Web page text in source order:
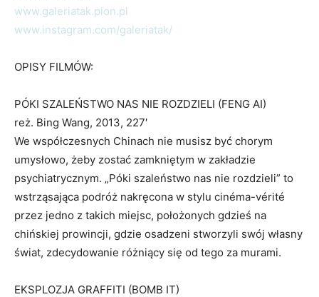
www.galeriatak.pion.pl
www.instagram.com/galeriatak/
OPISY FILMÓW:
PÓKI SZALEŃSTWO NAS NIE ROZDZIELI (FENG AI)
reż. Bing Wang, 2013, 227′
We współczesnych Chinach nie musisz być chorym
umysłowo, żeby zostać zamkniętym w zakładzie
psychiatrycznym. „Póki szaleństwo nas nie rozdzieli” to
wstrząsająca podróż nakręcona w stylu cinéma-vérité
przez jedno z takich miejsc, położonych gdzieś na
chińskiej prowincji, gdzie osadzeni stworzyli swój własny
świat, zdecydowanie różniący się od tego za murami.
EKSPLOZJA GRAFFITI (BOMB IT)